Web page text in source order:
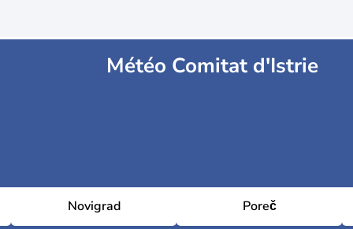
Météo Comitat d'Istrie
Novigrad Poreč